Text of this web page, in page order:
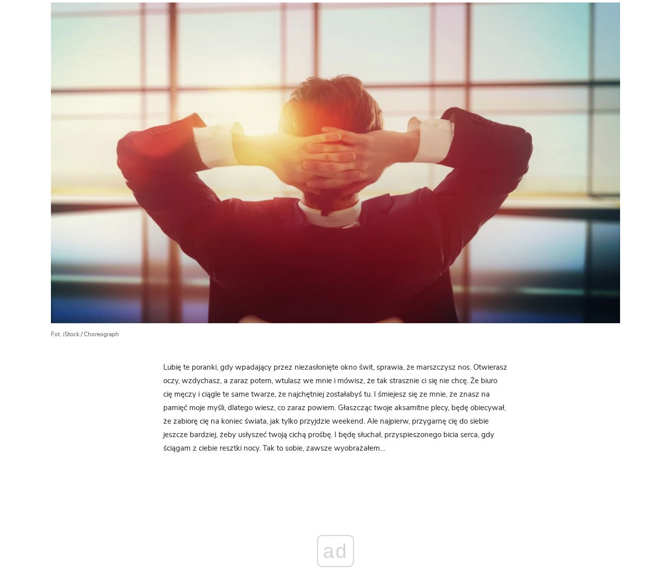
Fot. iStock / Choreograph
Lubię te poranki, gdy wpadający przez niezasłonięte okno świt, sprawia, że marszczysz nos. Otwierasz
oczy, wzdychasz, a zaraz potem, wtulasz we mnie i mówisz, że tak strasznie ci się nie chcę. Że biuro
cię męczy i ciągle te same twarze, że najchętniej zostałabyś tu. I śmiejesz się ze mnie, że znasz na
pamięć moje myśli, dlatego wiesz, co zaraz powiem. Głaszcząc twoje aksamitne plecy, będę obiecywał,
że zabiorę cię na koniec świata, jak tylko przyjdzie weekend. Ale najpierw, przygarnę cię do siebie
jeszcze bardziej, żeby usłyszeć twoją cichą prośbę. I będę słuchał, przyspieszonego bicia serca, gdy
ściągam z ciebie resztki nocy. Tak to sobie, zawsze wyobrażałem…
ad